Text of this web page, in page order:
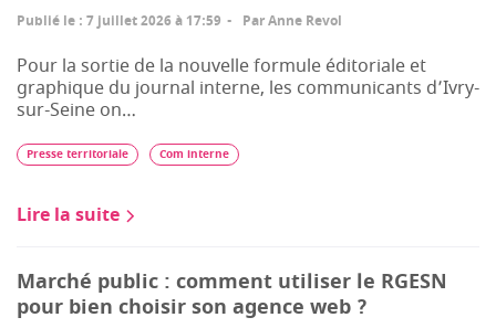
Publié le : 7 juillet 2026 à 17:59 ParAnne Revol
Pour la sortie de la nouvelle formule éditoriale et
graphique du journal interne, les communicants d’Ivry-
sur-Seine on…
Lire la suite
Presse territoriale Com interne
Marché public : comment utiliser le RGESN
pour bien choisir son agence web ?